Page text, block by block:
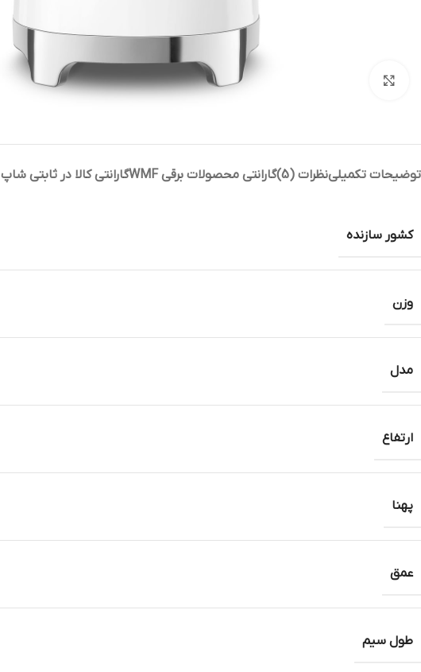
توضیحات تکمیلینظرات (5) گارانتی محصولات برقی WMF گارانتی کالا در ثابتی شاپ
کشور سازنده
وزن
مدل
ارتفاع
پهنا
عمق
طول سیم